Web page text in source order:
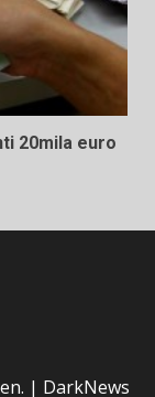
20mila euro
| DarkNews